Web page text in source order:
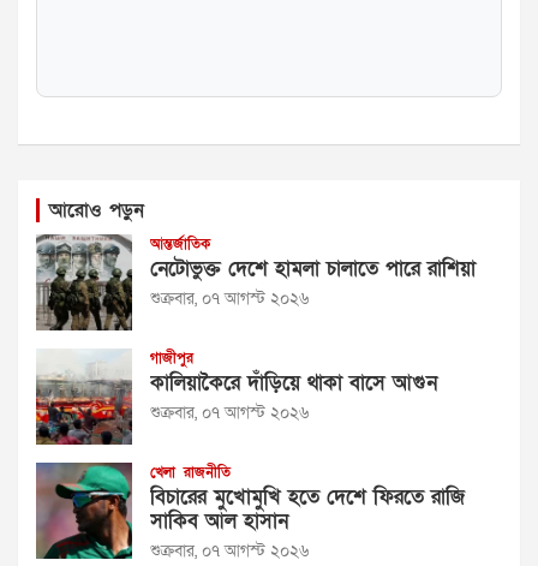
আরোও পড়ুন
আন্তর্জাতিক
নেটোভুক্ত দেশে হামলা চালাতে পারে রাশিয়া
শুক্রবার, ০৭ আগস্ট ২০২৬
গাজীপুর
কালিয়াকৈরে দাঁড়িয়ে থাকা বাসে আগুন
শুক্রবার, ০৭ আগস্ট ২০২৬
খেলা রাজনীতি
বিচারের মুখোমুখি হতে দেশে ফিরতে রাজি
সাকিব আল হাসান
শুক্রবার, ০৭ আগস্ট ২০২৬